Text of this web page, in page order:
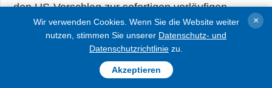
den US-Vorschlag zur sofortigen vorläufigen
Feuereinstellung für 30 Tage anzunehmen. Dieser
kann im gegenseitigen Einvernehmen der
Parteien verlängert werden, vorbehaltlich die
Russische Föderation ihn annimmt und
Wir verwenden Cookies. Wenn Sie die Website weiter
nutzen, stimmen Sie unserer Datenschutz- und
Datenschutzrichtlinie zu.
Akzeptieren
×